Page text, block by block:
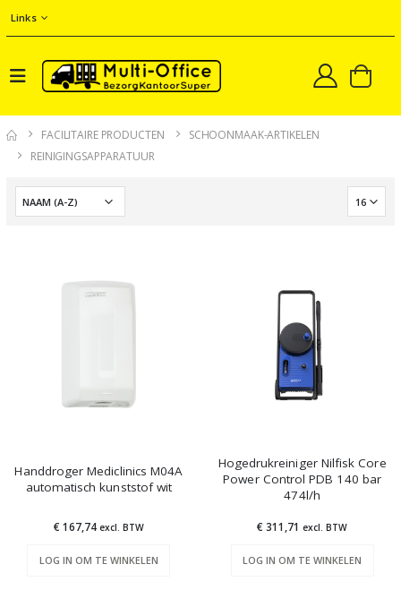
Links
FACILITAIRE PRODUCTEN
SCHOONMAAK-ARTIKELEN
REINIGINGSAPPARATUUR
Handdroger Mediclinics M04A
automatisch kunststof wit
€ 167,74 excl. BTW
LOG IN OM TE WINKELEN
Hogedrukreiniger Nilfisk Core
Power Control PDB 140 bar
474l/h
€ 311,71excl. BTW
LOG IN OM TE WINKELEN